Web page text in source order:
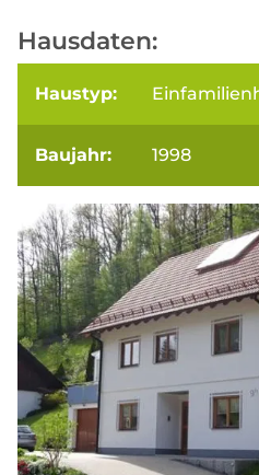
Hausdaten:
Haustyp:
Baujahr: 1998